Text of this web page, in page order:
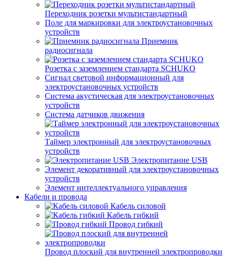
Переходник розетки мультистандартный
Поле для маркировки для электроустановочных
устройств
Приемник
радиосигнала
Розетка с заземлением стандарта SCHUKO
Сигнал световой информационный для
электроустановочных устройств
Система акустическая для электроустановочных
устройств
Система датчиков движения
Таймер электронный для электроустановочных
устройств
Электропитание USB
Элемент декоративный для электроустановочных
устройств
Элемент интеллектуального управления
Кабели и провода
Кабель силовой
Кабель гибкий
Провод гибкий
Провод плоский для внутренней электропроводки